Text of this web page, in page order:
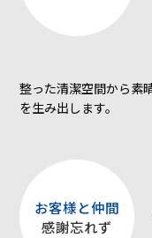
整った清潔空間から素
を生み出します。
お客様と仲間
感謝忘れず